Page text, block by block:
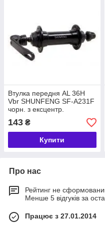
Втулка передня AL 36H
Vbr SHUNFENG SF-A231F
чорн. з ексцентр.
143 ₴
Купити
Про нас
Рейтинг не
Менше 5 відгуків за
Працює з 27.01.2014